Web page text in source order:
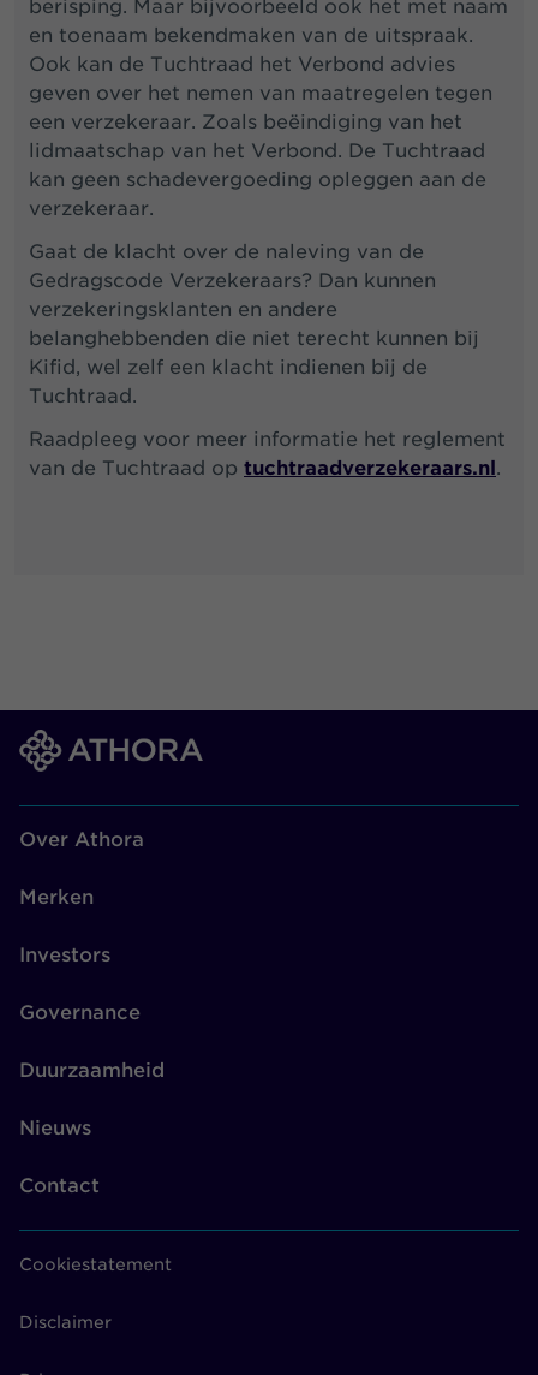
berisping. Maar bijvoorbeeld ook het met naam
en toenaam bekendmaken van de uitspraak.
Ook kan de Tuchtraad het Verbond advies
geven over het nemen van maatregelen tegen
een verzekeraar. Zoals beëindiging van het
lidmaatschap van het Verbond. De Tuchtraad
kan geen schadevergoeding opleggen aan de
verzekeraar.
Gaat de klacht over de naleving van de
Gedragscode Verzekeraars? Dan kunnen
verzekeringsklanten en andere
belanghebbenden die niet terecht kunnen bij
Kifid, wel zelf een klacht indienen bij de
Tuchtraad.
Raadpleeg voor meer informatie het reglement
van de Tuchtraad op tuchtraadverzekeraars.nl.
Over Athora
Merken
Investors
Governance
Duurzaamheid
Nieuws
Contact
Cookiestatement
Disclaimer